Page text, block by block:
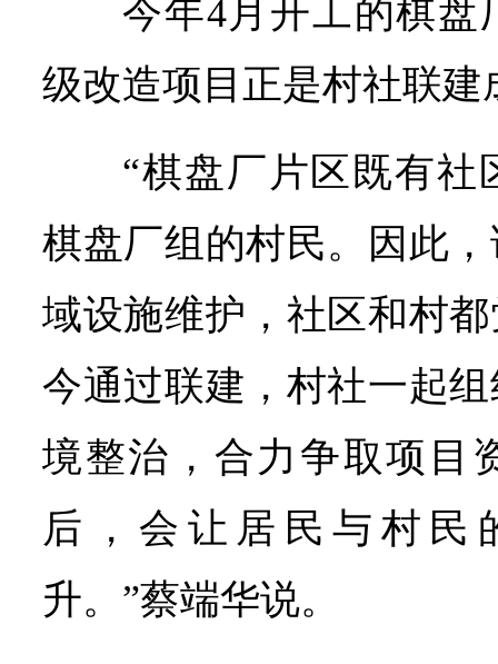
今年4月开工的棋盘
级改造项目正是村社联建
“棋盘厂片区既有社
棋盘厂组的村民。因此
域设施维护，社区和村
今通过联建，村社一起
境整治，合力争取项目
后，会让居民与村民
升。”蔡端华说。